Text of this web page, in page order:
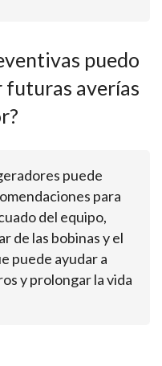
puedo
averías
puede
para
del equipo,
de las bobinas y el
puede ayudar a
y prolongar la vida